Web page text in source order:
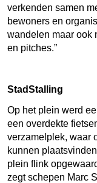
verkenden samen
bewoners en
wandelen maar ook
en pitches.”
StadStalling
Op het plein werd
een overdekte
verzamelplek, waar
kunnen
plein flink
zegt schepen Marc